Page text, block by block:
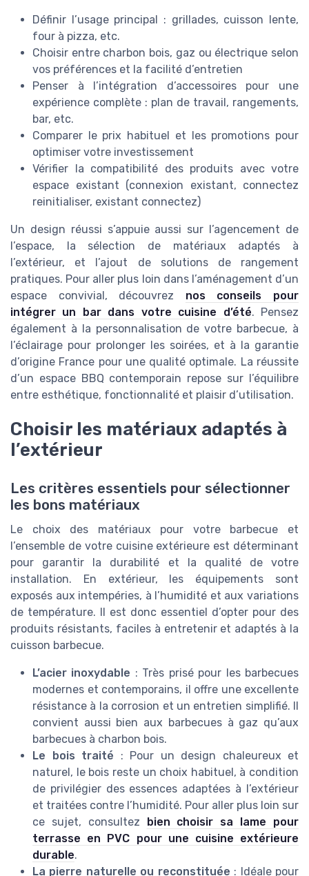
Définir l’usage principal : grillades, cuisson lente,
four à pizza, etc.
Choisir entre charbon bois, gaz ou électrique selon
vos préférences et la facilité d’entretien
Penser à l’intégration d’accessoires pour une
expérience complète : plan de travail, rangements,
bar, etc.
Comparer le prix habituel et les promotions pour
optimiser votre investissement
Vérifier la compatibilité des produits avec votre
espace existant (connexion existant, connectez
reinitialiser, existant connectez)
Un design réussi s’appuie aussi sur l’agencement de
l’espace, la sélection de matériaux adaptés à
l’extérieur, et l’ajout de solutions de rangement
pratiques. Pour aller plus loin dans l’aménagement d’un
espace convivial, découvrez nos conseils pour
intégrer un bar dans votre cuisine d’été. Pensez
également à la personnalisation de votre barbecue, à
l’éclairage pour prolonger les soirées, et à la garantie
d’origine France pour une qualité optimale. La réussite
d’un espace BBQ contemporain repose sur l’équilibre
entre esthétique, fonctionnalité et plaisir d’utilisation.
Choisir les matériaux adaptés à
l’extérieur
Les critères essentiels pour sélectionner
les bons matériaux
Le choix des matériaux pour votre barbecue et
l’ensemble de votre cuisine extérieure est déterminant
pour garantir la durabilité et la qualité de votre
installation. En extérieur, les équipements sont
exposés aux intempéries, à l’humidité et aux variations
de température. Il est donc essentiel d’opter pour des
produits résistants, faciles à entretenir et adaptés à la
cuisson barbecue.
L’acier inoxydable : Très prisé pour les barbecues
modernes et contemporains, il offre une excellente
résistance à la corrosion et un entretien simplifié. Il
convient aussi bien aux barbecues à gaz qu’aux
barbecues à charbon bois.
Le bois traité : Pour un design chaleureux et
naturel, le bois reste un choix habituel, à condition
de privilégier des essences adaptées à l’extérieur
et traitées contre l’humidité. Pour aller plus loin sur
ce sujet, consultez
bien choisir sa lame pour
terrasse en PVC pour une cuisine extérieure
durable.
La pierre naturelle ou reconstituée : Idéale pour